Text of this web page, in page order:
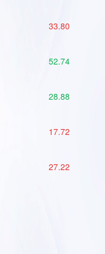
33.80
52.74
28.88
17.72
27.22